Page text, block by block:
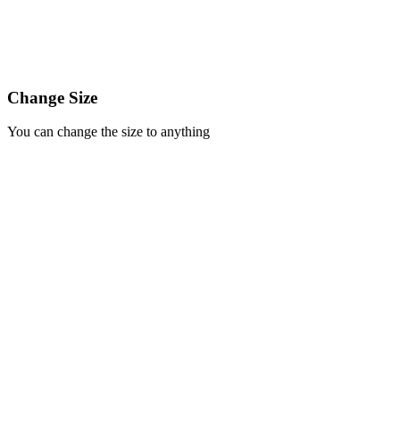
Change Size
You can change the size to anything